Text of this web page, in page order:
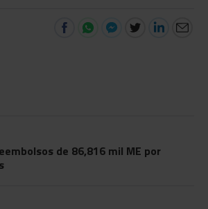
de 86,816 mil ME por